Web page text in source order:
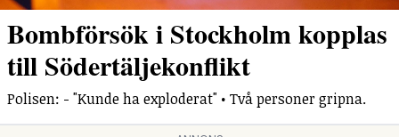
Bombförsök i Stockholm kopplas
till Södertäljekonflikt
Polisen: - "Kunde ha exploderat" • Två personer gripna.